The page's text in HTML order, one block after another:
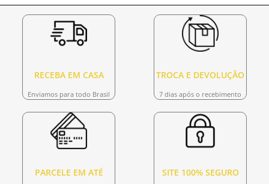
RECEBA EM CASA
Enviamos para todo Brasil
TROCA E DEVOLUÇÃO
7 dias após o recebimento
PARCELE EM ATÉ SITE 100% SEGURO